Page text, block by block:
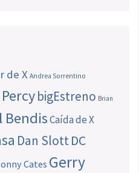
de X Andrea Sorrentino
bigEstreno Brian
BendisCaída de X
Dan SlottDC
Cates Gerry